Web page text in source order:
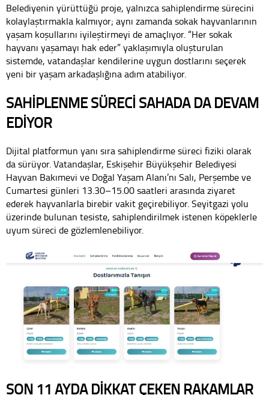
Belediyenin yürüttüğü proje, yalnızca sahiplendirme sürecini
kolaylaştırmakla kalmıyor; aynı zamanda sokak hayvanlarının
yaşam koşullarını iyileştirmeyi de amaçlıyor. “Her sokak
hayvanı yaşamayı hak eder” yaklaşımıyla oluşturulan
sistemde, vatandaşlar kendilerine uygun dostlarını seçerek
yeni bir yaşam arkadaşlığına adım atabiliyor.
SAHİPLENME SÜRECİ SAHADA DA DEVAM
EDİYOR
Dijital platformun yanı sıra sahiplendirme süreci fiziki olarak
da sürüyor. Vatandaşlar, Eskişehir Büyükşehir Belediyesi
Hayvan Bakımevi ve Doğal Yaşam Alanı’nı Salı, Perşembe ve
Cumartesi günleri 13.30–15.00 saatleri arasında ziyaret
ederek hayvanlarla birebir vakit geçirebiliyor. Seyitgazi yolu
üzerinde bulunan tesiste, sahiplendirilmek istenen köpeklerle
uyum süreci de gözlemlenebiliyor.
SON 11 AYDA DİKKAT ÇEKEN RAKAMLAR